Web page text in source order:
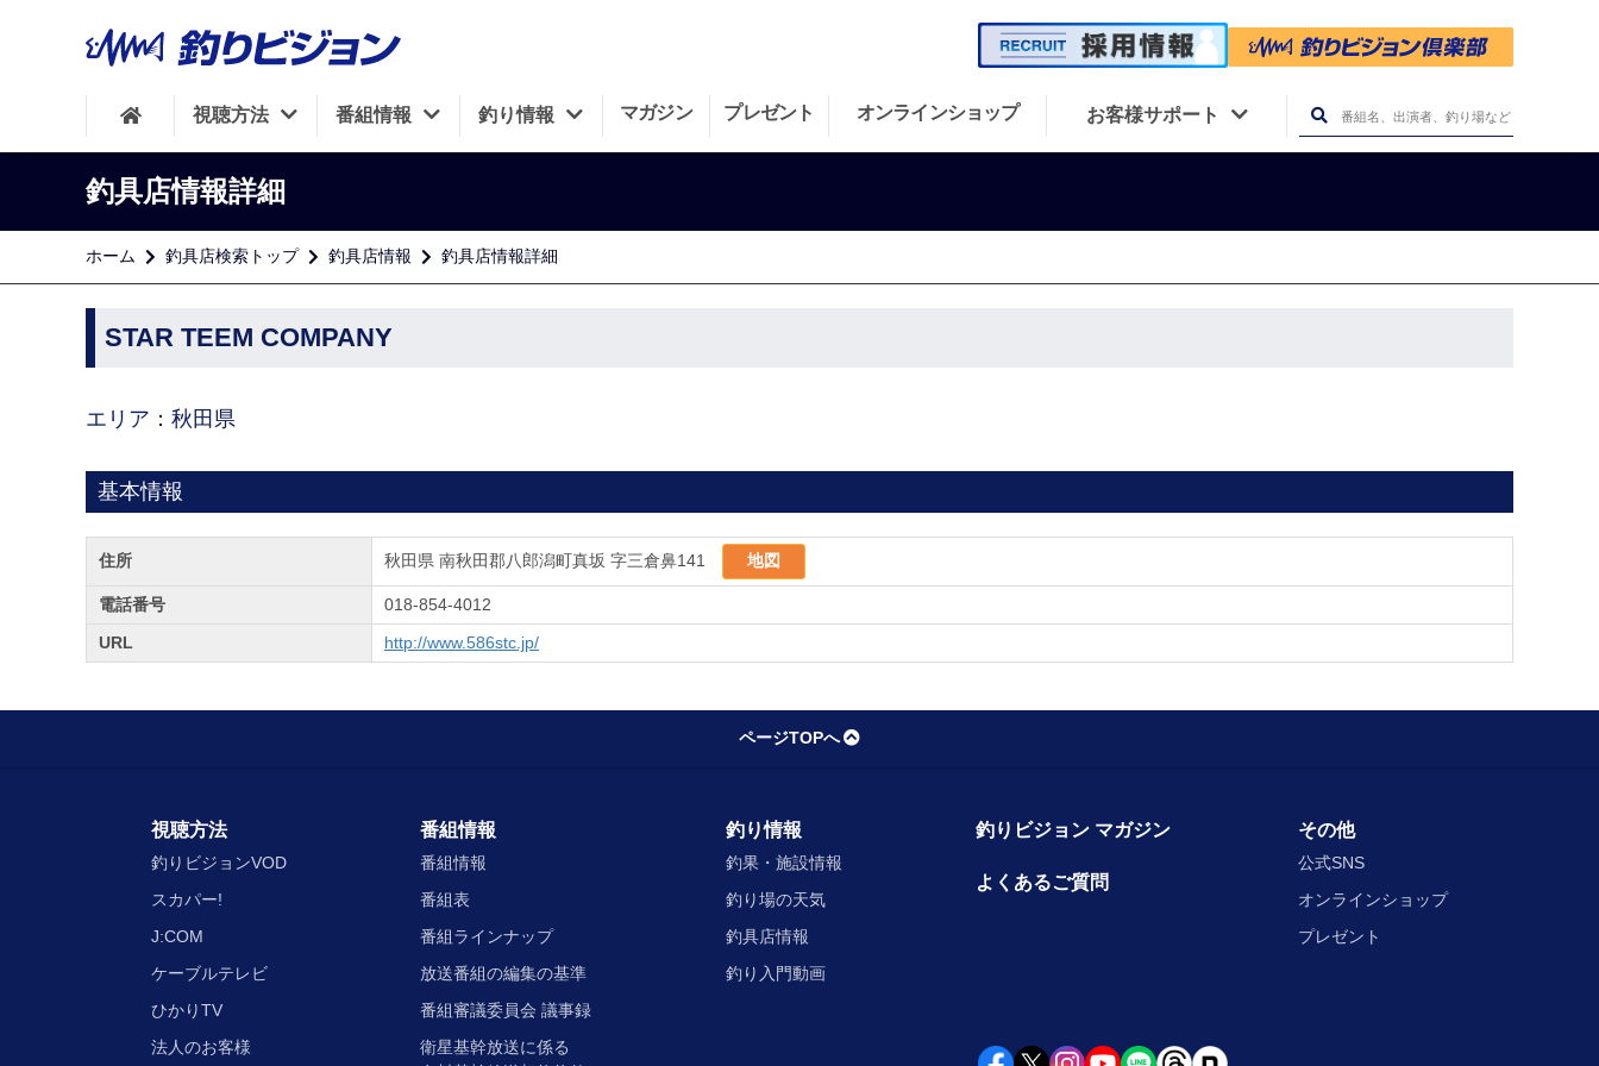
視聴方法 番組情報 釣り情報 マガジン プレゼント オンラインショップ お客様サポート
釣具店情報詳細
ホーム 釣具店検索トップ 釣具店情報 釣具店情報詳細
STAR TEEM COMPANY
エリア：秋田県
基本情報
住所 秋田県 南秋田郡八郎潟町真坂 字三倉鼻141 地図
電話番号
018-854-4012
URL
http://www.586stc.jp/
ページTOPへ
視聴方法
釣りビジョンVOD
スカパー!
J:COM
ケーブルテレビ
ひかりTV
法人のお客様
番組情報
番組情報
番組表
番組ラインナップ
放送番組の編集の基準
番組審議委員会 議事録
衛星基幹放送に係る
釣り情報
釣果・施設情報
釣り場の天気
釣具店情報
釣り入門動画
釣りビジョン マガジン
よくあるご質問
その他
公式SNS
オンラインショップ
プレゼント